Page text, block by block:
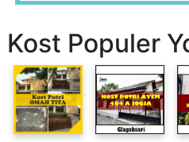
Kost Populer